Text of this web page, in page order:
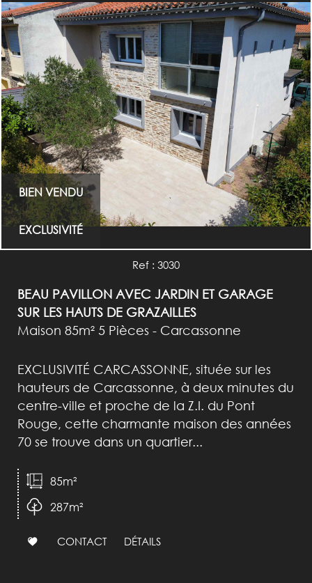
BIEN VENDU
EXCLUSIVITÉ
Ref : 3030
BEAU PAVILLON AVEC JARDIN ET GARAGE
SUR LES HAUTS DE GRAZAILLES
Maison 85m² 5 Pièces - Carcassonne
EXCLUSIVITÉ CARCASSONNE, située sur les
hauteurs de Carcassonne, à deux minutes du
centre-ville et proche de la Z.I. du Pont
Rouge, cette charmante maison des années
70 se trouve dans un quartier...
85m²
287m²
CONTACT DÉTAILS